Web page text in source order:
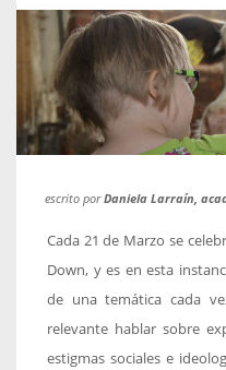
escrito porDaniela Larraín,
Cada 21 de Marzo se
Down, y es en esta
de una temática cada
relevante hablar sobre
estigmas sociales e